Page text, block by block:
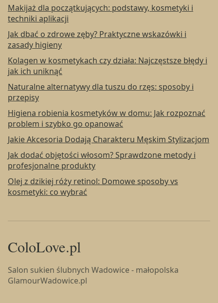
Makijaż dla początkujących: podstawy, kosmetyki i
techniki aplikacji
Jak dbać o zdrowe zęby? Praktyczne wskazówki i
zasady higieny
Kolagen w kosmetykach czy działa: Najczęstsze błędy i
jak ich uniknąć
Naturalne alternatywy dla tuszu do rzęs: sposoby i
przepisy
Higiena robienia kosmetyków w domu: Jak rozpoznać
problem i szybko go opanować
Jakie Akcesoria Dodają Charakteru Męskim Stylizacjom
Jak dodać objętości włosom? Sprawdzone metody i
profesjonalne produkty
Olej z dzikiej róży retinol: Domowe sposoby vs
kosmetyki: co wybrać
ColoLove.pl
Salon sukien ślubnych Wadowice - małopolska
GlamourWadowice.pl